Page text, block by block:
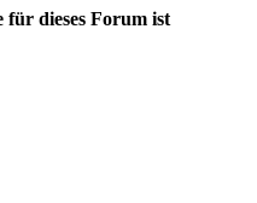
dieses Forum ist